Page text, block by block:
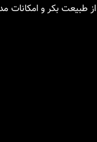
طبیعت بکر و